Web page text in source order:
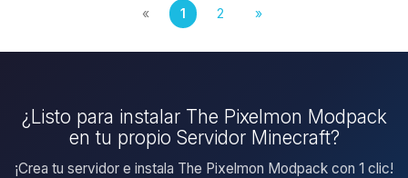
« 1 2 »
¿Listo para instalar The Pixelmon Modpack
en tu propio Servidor Minecraft?
¡Crea tu servidor e instala The Pixelmon Modpack con 1 clic!